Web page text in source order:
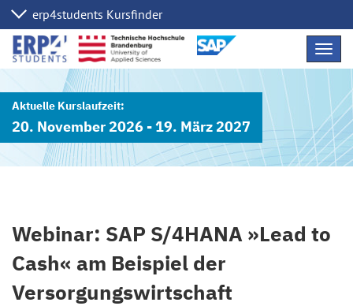
20. November 2026 - 19. März 2027
Webinar: SAP S/4HANA »Lead to
Cash« am Beispiel der
Versorgungswirtschaft